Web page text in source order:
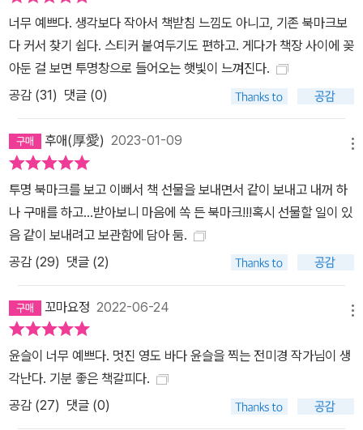
너무 예쁘다. 생각보다 작아서 책받침 느낌도 아니고, 기존 북마크보
다 커서 찾기 쉽다. 스티커 붙여두기도 편하고. 게다가 책장 사이에 꽂
아둔 걸 보면 투명창으로 들어오는 햇빛이 느껴진다.
공감 (31) 댓글 (0)
후애(厚愛) 2023-01-09
투명 북마크를 보고 이뻐서 책 선물을 보내면서 같이 보내고 내꺼 하
나 구매를 하고...받아보니 마음에 쏙 든 북마크!!!혹시 선물할 일이 있
음 같이 보내려고 보관함에 담아 둠.
공감 (29) 댓글 (2)
꼬마요정 2022-06-24
윤슬이 너무 예쁘다. 멋진 영도 바다 윤슬을 찍는 전미경 작가님이 생
각난다. 기분 좋은 책갈피다.
공감 (27) 댓글 (0)